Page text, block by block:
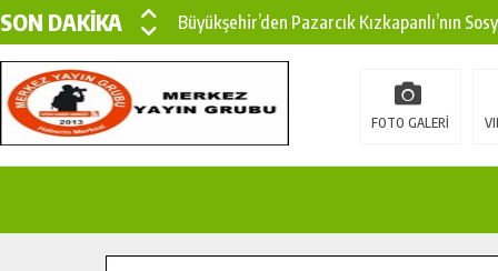
SON DAKİKA
Büyükşehir’den Pazarcık Kızkapanlı’nın
Büyükşehir’den Pazarcık Kırsalına Modern
Çin’den KSÜ’ye Uluslararası Başarı:
FOTO GALERİ